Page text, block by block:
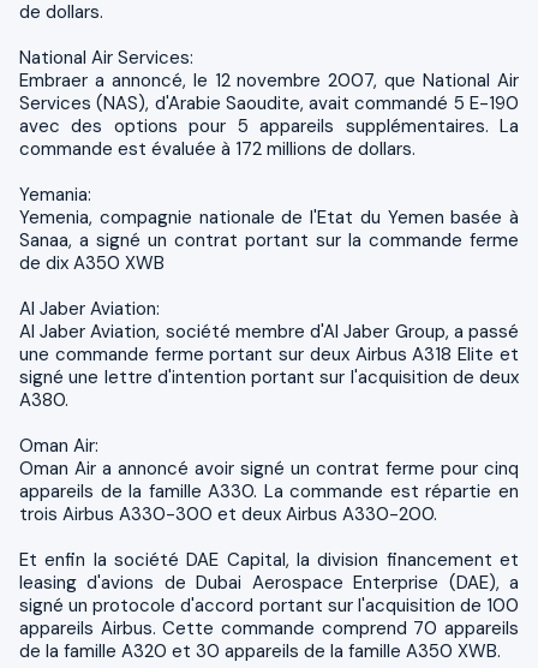
de dollars.
National Air Services:
Embraer a annoncé, le 12 novembre 2007, que National Air
Services (NAS), d'Arabie Saoudite, avait commandé 5 E-190
avec des options pour 5 appareils supplémentaires. La
commande est évaluée à 172 millions de dollars.
Yemania:
Yemenia, compagnie nationale de l'Etat du Yemen basée à
Sanaa, a signé un contrat portant sur la commande ferme
de dix A350 XWB
Al Jaber Aviation:
Al Jaber Aviation, société membre d'Al Jaber Group, a passé
une commande ferme portant sur deux Airbus A318 Elite et
signé une lettre d'intention portant sur l'acquisition de deux
A380.
Oman Air:
Oman Air a annoncé avoir signé un contrat ferme pour cinq
appareils de la famille A330. La commande est répartie en
trois Airbus A330-300 et deux Airbus A330-200.
Et enfin la société DAE Capital, la division financement et
leasing d'avions de Dubai Aerospace Enterprise (DAE), a
signé un protocole d'accord portant sur l'acquisition de 100
appareils Airbus. Cette commande comprend 70 appareils
de la famille A320 et 30 appareils de la famille A350 XWB.